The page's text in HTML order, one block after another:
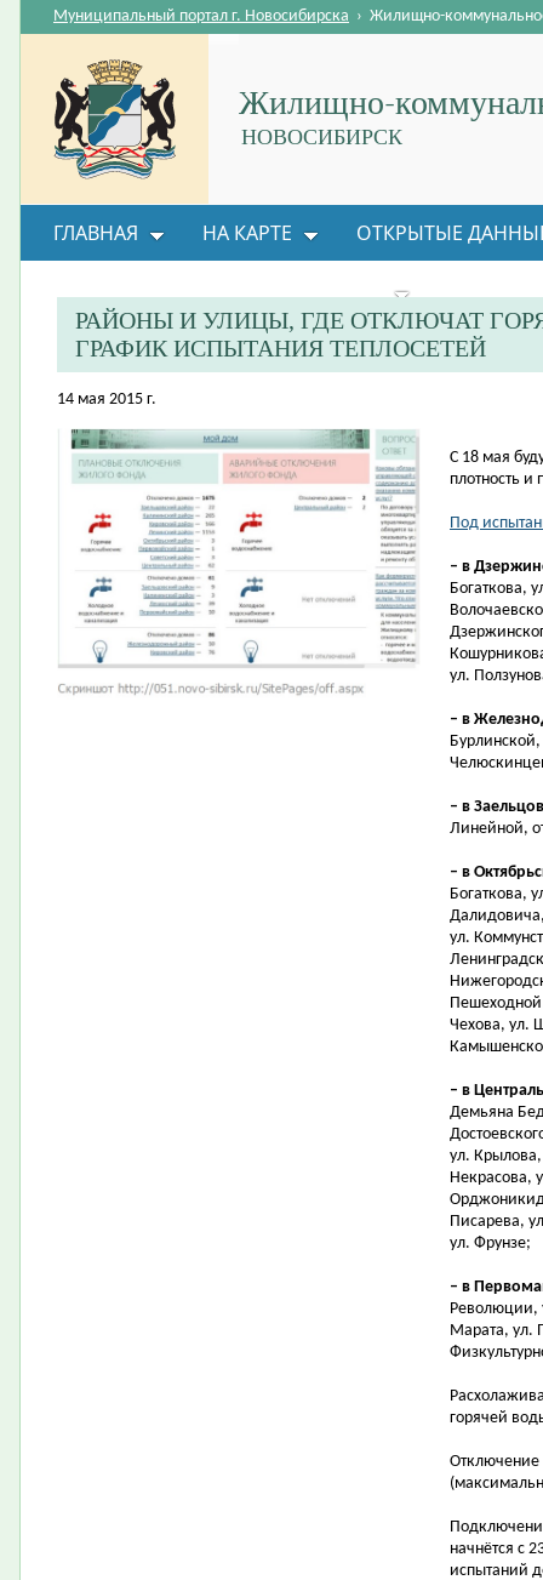
Жилищно-
НОВОСИБИРСК
Муниципальный портал г. Новосибирска › Жилищно-
ГЛАВНАЯ НА КАРТЕ ОТКРЫТЫЕ
ВОПРОС-ОТВЕТ ОРГАНИЗАЦИИ
РАЙОНЫ И УЛИЦЫ, ГДЕ ОТКЛЮЧАТ
ГРАФИК ИСПЫТАНИЯ ТЕПЛОСЕТЕЙ
14 мая 2015 г.
С 18 мая
плотность и
Под
– в
Богаткова,
ул.
– в
– в
Линейной,
– в
Богаткова,
ул.
Пешеходной,
Чехова, ул.
– в
Демьяна
ул.
Некрасова,
Писарева,
ул. Фрунзе;
– в
Революции,
Марата, ул.
горячей
Отключение
начнётся с
испытаний